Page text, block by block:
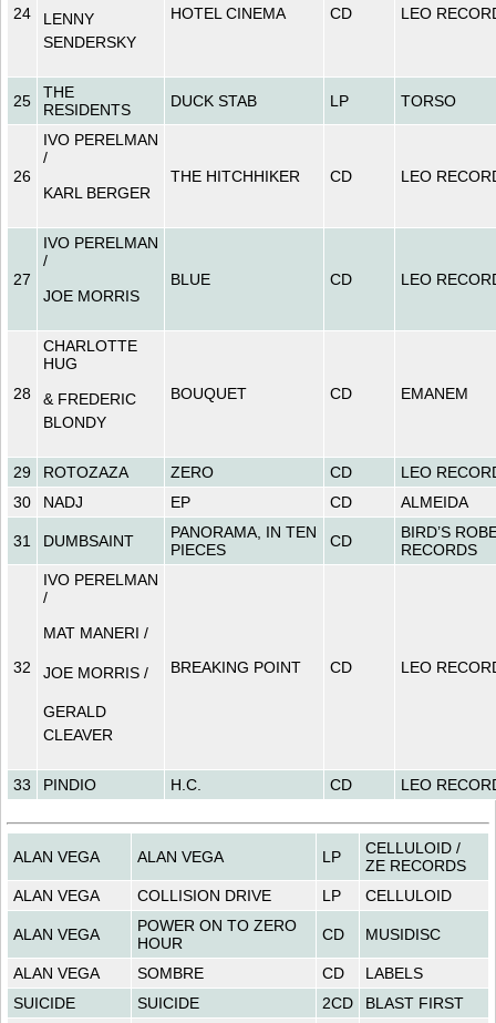
24
LENNY
SENDERSKY
HOTEL CINEMA CD LEO
25
THE
RESIDENTS
DUCK STAB LP TORSO
26
IVO PERELMAN
/
KARL BERGER
THE HITCHHIKER CD LEO
27
IVO PERELMAN
/
JOE MORRIS
BLUE CD LEO
28
CHARLOTTE
HUG
& FREDERIC
BLONDY
BOUQUET CD EMANEM
29 ROTOZAZA ZERO CD
LEO
30
NADJ EP CD ALMEIDA
31 DUMBSAINT
PANORAMA, IN TEN
PIECES
CD
BIRD’S
RECORDS
32
IVO PERELMAN
/
MAT MANERI /
JOE MORRIS /
GERALD
CLEAVER
BREAKING POINT CD LEO
33 PINDIO H.C. CD LEO
ALAN VEGA ALAN VEGA LP
CELLULOID /
ZE RECORDS
ALAN VEGA
COLLISION DRIVE LP CELLULOID
ALAN VEGA
POWER ON TO ZERO
HOUR
CD MUSIDISC
ALAN VEGA SOMBRE CD
LABELS
SUICIDE
SUICIDE 2CD BLAST FIRST